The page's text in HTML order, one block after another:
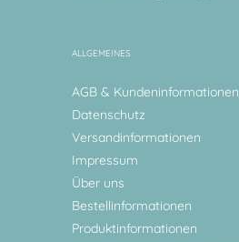
ALLGEMEINES
AGB & Kundeninformationen
Datenschutz
Versandinformationen
Impressum
Über uns
Bestellinformationen
Produktinformationen